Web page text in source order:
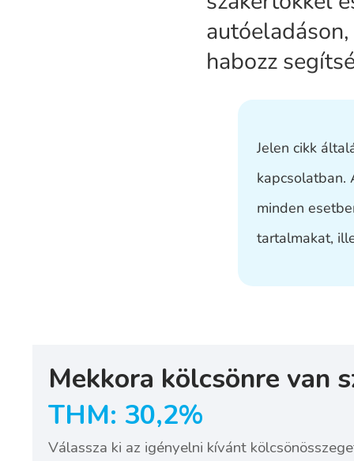
habozz
Jelen cikk
kapcsolatban.
minden
tartalmakat,